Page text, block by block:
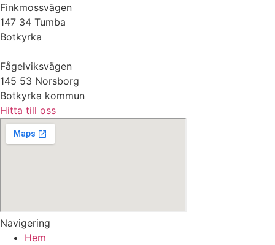
Finkmossvägen
147 34 Tumba
Botkyrka
Fågelviksvägen
145 53 Norsborg
Botkyrka kommun
Hitta till oss
Navigering
Hem